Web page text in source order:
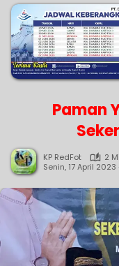
Paman
KP RedFot
2
Senin, 17 April